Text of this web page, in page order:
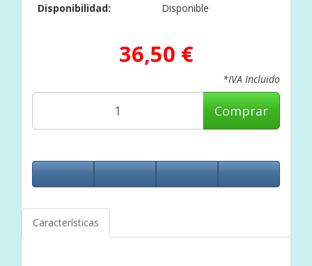
Disponibilidad:
Disponible
36,50 €
*IVA Incluido
Comprar
Características